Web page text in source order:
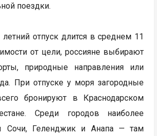
поездки.
отпуск длится в среднем 11
от цели, россияне выбирают
природные направления или
При отпуске у моря загородные
бронируют в Краснодарском
Среди городов наиболее
Сочи, Геленджик и Анапа — там